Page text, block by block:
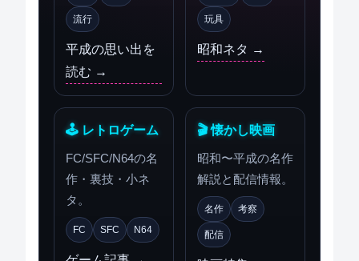
流行
平成の思い出を
読む →
玩具
昭和ネタ →
🕹 レトロゲーム
FC/SFC/N64の名
作・裏技・小ネ
タ。
FC SFC N64
🎬 懐かし映画
昭和〜平成の名作
解説と配信情報。
名作 考察
配信